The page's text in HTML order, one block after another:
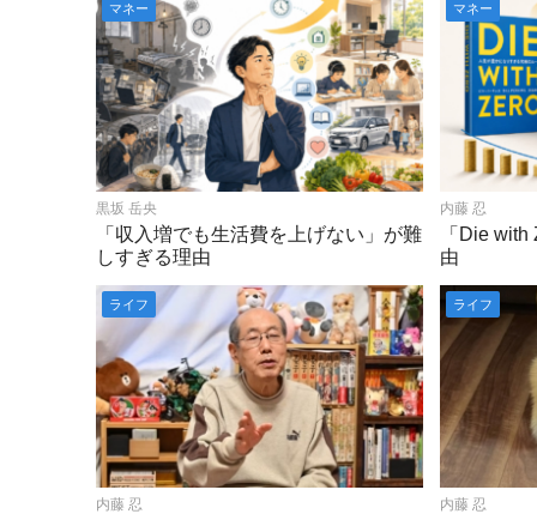
黒坂 岳央
「収入増でも生活費を上げない」が難
しすぎる理由
マネー
内藤 忍
「Die
由
マネー
内藤 忍
ライフ
内藤 忍
ライフ